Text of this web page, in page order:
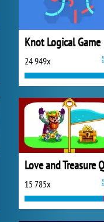
Knot Logical Game
24 949x
15 785x